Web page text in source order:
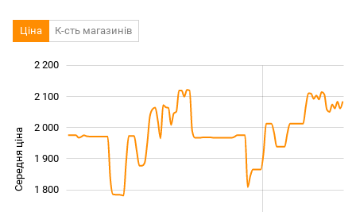
Ціна К-сть магазинів
Середня ціна 1 600
1 800
1 900
2 000
2 100
2 200